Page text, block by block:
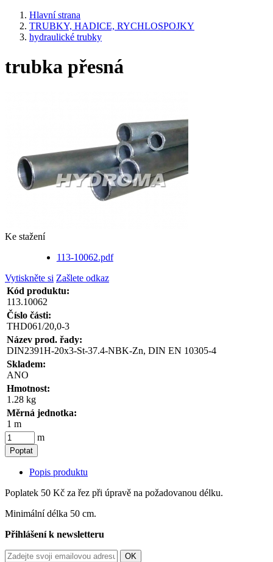
Hlavní strana
TRUBKY, HADICE, RYCHLOSPOJKY
hydraulické trubky
trubka přesná
Ke stažení
113-10062.pdf
Vytiskněte si Zašlete odkaz
Kód produktu:
113.10062
Číslo části:
THD061/20,0-3
Název prod. řady:
DIN2391H-20x3-St-37.4-NBK-Zn, DIN EN 10305-4
Skladem:
ANO
Hmotnost:
1.28 kg
Měrná jednotka:
1 m
m
Poptat
Popis produktu
Poplatek 50 Kč za řez při úpravě na požadovanou délku.
Minimální délka 50 cm.
Přihlášení k newsletteru